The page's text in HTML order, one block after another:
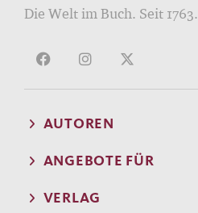
Die Welt im Buch. Seit 1763.
AUTOREN
ANGEBOTE FÜR
VERLAG